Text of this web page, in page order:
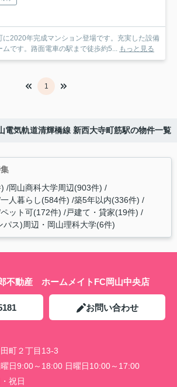
に2020年完成マンション登場です。充実した設備
です。路面電車の駅まで徒歩約5... もっと見る
1
電気軌道清輝橋線 新西大寺町筋駅の物件一覧
岡山商科大学周辺(903件)
一人暮らし(584件) 築5年以内(336件)
ペット可(172件) 戸建て・貸家(19件)
パス)周辺・岡山理科大学(6件)
不動産 ホームメイトFC岡山中央店
お問い合わせ
町２丁目13-3
日9:00～18:00 日曜日10:00～17:00
祝日